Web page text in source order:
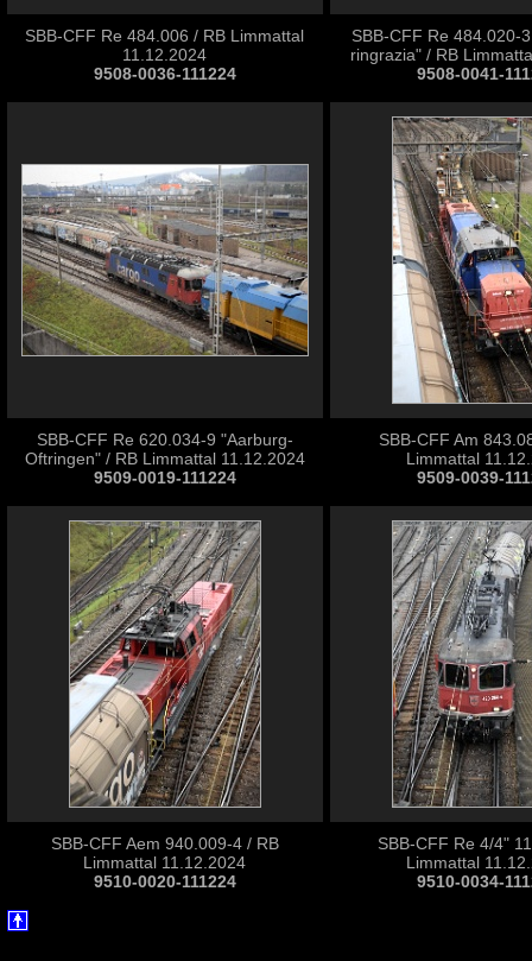
SBB-CFF Re 484.006 / RB Limmattal
11.12.2024
9508-0036-111224
SBB-CFF Re 484.020-
ringrazia" / RB
9508-0041-
SBB-CFF Re 620.034-9 "Aarburg-
Oftringen" / RB Limmattal 11.12.2024
9509-0019-111224
SBB-CFF Am
Limmattal
9509-0039-
SBB-CFF Aem 940.009-4 / RB
Limmattal 11.12.2024
9510-0020-111224
SBB-CFF Re 4/4"
Limmattal
9510-0034-